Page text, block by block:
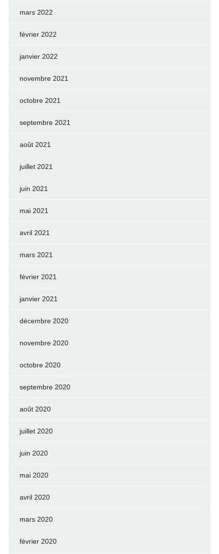
mars 2022
février 2022
janvier 2022
novembre 2021
octobre 2021
septembre 2021
août 2021
juillet 2021
juin 2021
mai 2021
avril 2021
mars 2021
février 2021
janvier 2021
décembre 2020
novembre 2020
octobre 2020
septembre 2020
août 2020
juillet 2020
juin 2020
mai 2020
avril 2020
mars 2020
février 2020